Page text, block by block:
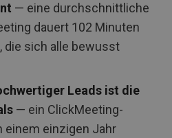
— eine durchschnittliche
dauert 102 Minuten
die sich alle bewusst
Leads ist die
— ein ClickMeeting-
einem einzigen Jahr